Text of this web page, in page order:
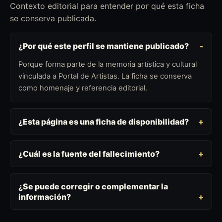
Contexto editorial para entender por qué esta ficha
se conserva publicada.
¿Por qué este perfil se mantiene publicado?
Porque forma parte de la memoria artística y cultural
vinculada a Portal de Artistas. La ficha se conserva
como homenaje y referencia editorial.
¿Esta página es una ficha de disponibilidad?
¿Cuál es la fuente del fallecimiento?
¿Se puede corregir o complementar la
información?